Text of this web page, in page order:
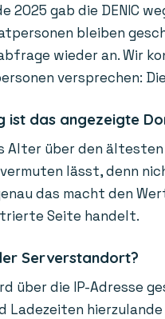
2025 gab die DENIC
bleiben
wieder an. Wir
versprechen:
ist das angezeigte
Alter über den
lässt, denn
das macht den
Seite handelt.
Serverstandort?
über die IP-Adresse
Ladezeiten